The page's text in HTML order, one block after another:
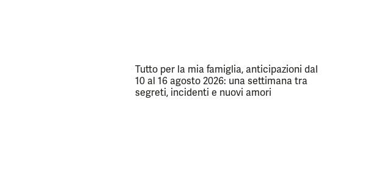
Tutto per la mia famiglia, anticipazioni dal
10 al 16 agosto 2026: una settimana tra
segreti, incidenti e nuovi amori